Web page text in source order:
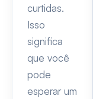
curtidas.
Isso
significa
que você
pode
esperar um